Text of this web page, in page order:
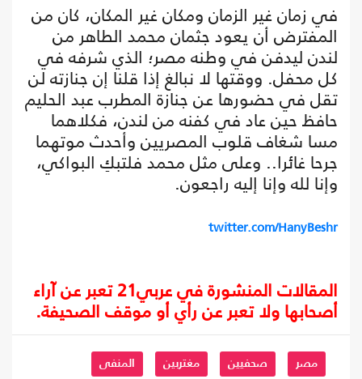
في زمان غير الزمان ومكان غير المكان، كان من
المفترض أن يعود جثمان محمد الطاهر من
لندن ليدفن في وطنه مصر؛ الذي شرفه في
كل محفل. ووقتها لا نبالغ إذا قلنا إن جنازته لن
تقل في حضورها عن جنازة المطرب عبد الحليم
حافظ حين عاد في كفنه من لندن، فكلاهما
مسا شغاف قلوب المصريين وأحدث موتهما
جرحا غائرا.. وعلى مثل محمد فلتبكِ البواكي،
وإنا لله وإنا إليه راجعون.
twitter.com/HanyBeshr
المقالات المنشورة في عربي21 تعبر عن آراء
أصحابها ولا تعبر عن رأي أو موقف الصحيفة.
مصر صحفيين مغتربين المنفى